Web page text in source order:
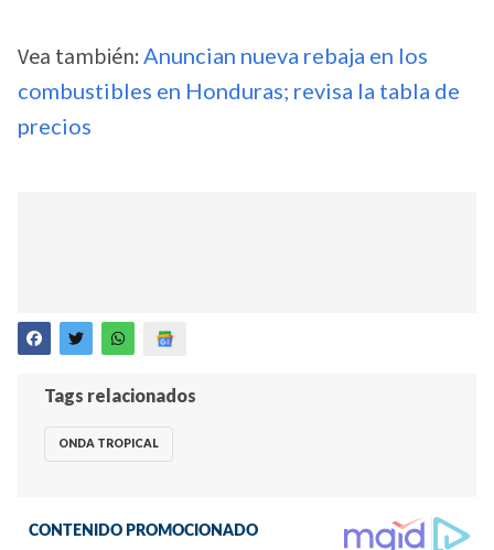
Vea también: Anuncian nueva rebaja en los
combustibles en Honduras; revisa la tabla de
precios
Tags relacionados
ONDA TROPICAL